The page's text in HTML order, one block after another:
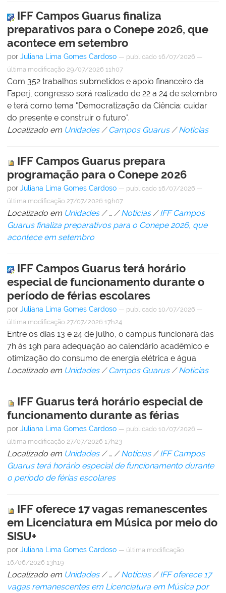
IFF Campos Guarus finaliza
preparativos para o Conepe 2026, que
acontece em setembro
por Juliana Lima Gomes Cardoso — publicado 16/07/2026 —
última modificação 29/07/2026 11h07
Com 352 trabalhos submetidos e apoio financeiro da
Faperj, congresso será realizado de 22 a 24 de setembro
e terá como tema "Democratização da Ciência: cuidar
do presente e construir o futuro".
Localizado em Unidades / Campos Guarus /Notícias
IFF Campos Guarus prepara
programação para o Conepe 2026
por Juliana Lima Gomes Cardoso — publicado 16/07/2026 —
última modificação 27/07/2026 19h07
Localizado em Unidades /… /Notícias /IFF Campos
Guarus finaliza preparativos para o Conepe 2026, que
acontece em setembro
IFF Campos Guarus terá horário
especial de funcionamento durante o
período de férias escolares
por Juliana Lima Gomes Cardoso — publicado 10/07/2026 —
última modificação 27/07/2026 17h24
Entre os dias 13 e 24 de julho, o campus funcionará das
7h às 19h para adequação ao calendário acadêmico e
otimização do consumo de energia elétrica e água.
Localizado em Unidades / Campos Guarus /Notícias
IFF Guarus terá horário especial de
funcionamento durante as férias
por Juliana Lima Gomes Cardoso — publicado 10/07/2026 —
última modificação 27/07/2026 17h23
Localizado em Unidades /… /Notícias /IFF Campos
Guarus terá horário especial de funcionamento durante
o período de férias escolares
IFF oferece 17 vagas remanescentes
em Licenciatura em Música por meio do
SISU+
por Juliana Lima Gomes Cardoso — última modificação
16/06/2026 13h19
Localizado em Unidades /… /Notícias /IFF oferece 17
vagas remanescentes em Licenciatura em Música por